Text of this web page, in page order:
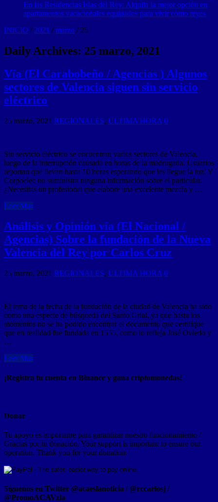
En las Residencias Islas del Rey: Alquila la mejor opción en
apartamentos vacacionales equipados para vivir como reyes
INICIO / 2021 / marzo / 25
Daily Archives: 25 marzo, 2021
Vía (El Carabobeño / Agencias ) Algunos
sectores de Valencia siguen sin servicio
eléctrico
25 marzo, 2021 REGIONALES, ULTIMA HORA 0
Sin servicio eléctrico se encuentran varios sectores de Valencia,
luego de la interrupción causada en horas de la madrugada. Usuarios
reportan que llevan hasta 10 horas esperando que les llegue la luz. Y
Corpoelec no suministra ninguna información sobre el particular.
¿Necesitas un profesional que elabore una excelente mezcla y …
Leer Mas
Análisis y Opinión vía (El Nacional /
Agencias) Sobre la fundación de la Nueva
Valencia del Rey por Carlos Cruz
25 marzo, 2021 REGIONALES, ULTIMA HORA 0
El tema de la fecha de la fundación de la ciudad de Valencia ha sido
como una especie de búsqueda del Santo Grial, ya que hasta los
momentos no se ha podido encontrar el documento que certifique
que en realidad fue fundada en 1555, como lo refleja José Oviedo y
…
Leer Mas
¡Registra tu cuenta en Binance y gana criptomonedas!
Donar
Tu apoyo es importante para garantizar nuestro funcionamiento /
Gracias por tu donación. Your support is important to ensure our
operation. Thank you for your donation.
Síguenos en Twitter @acaeslanoticia / @rccarlosj /
@PromoACAVzla